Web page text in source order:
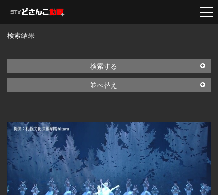
検索結果
検索する
並べ替え